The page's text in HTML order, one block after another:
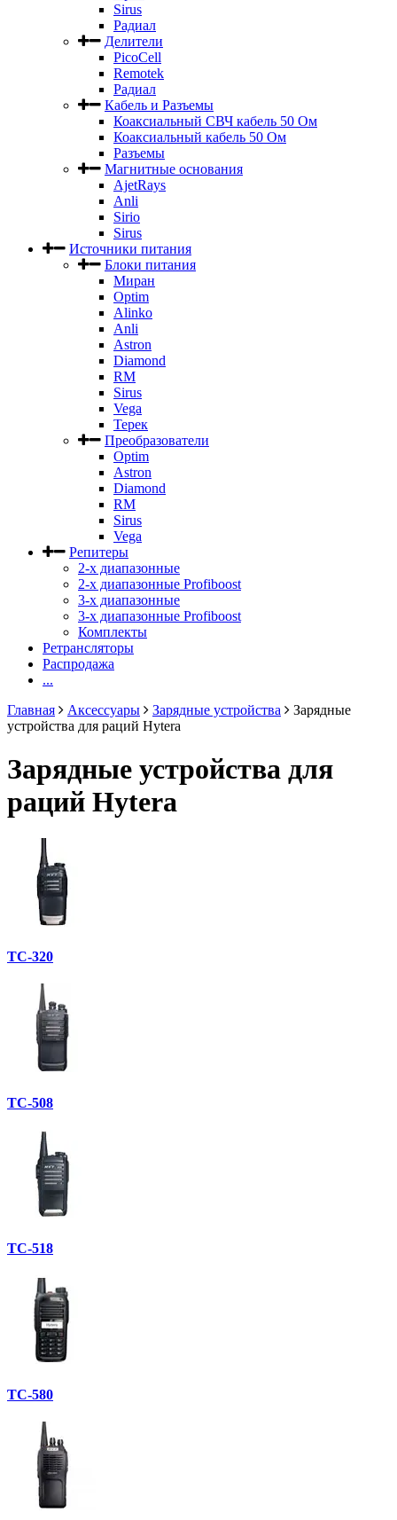
Sirus
Радиал
Делители
PicoCell
Remotek
Радиал
Кабель и Разъемы
Коаксиальный СВЧ кабель 50 Ом
Коаксиальный кабель 50 Ом
Разъемы
Магнитные основания
AjetRays
Anli
Sirio
Sirus
Источники питания
Блоки питания
Миран
Optim
Alinko
Anli
Astron
Diamond
RM
Sirus
Vega
Терек
Преобразователи
Optim
Astron
Diamond
RM
Sirus
Vega
Репитеры
2-х диапазонные
2-х диапазонные Profiboost
3-х диапазонные
3-х диапазонные Profiboost
Комплекты
Ретрансляторы
Распродажа
...
Главная
Аксессуары Зарядные устройства
Зарядные
устройства для раций Hytera
Зарядные устройства для
раций Hytera
TC-320
TC-508
TC-518
TC-580